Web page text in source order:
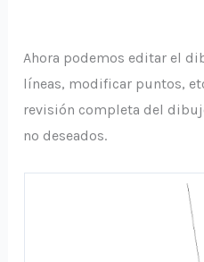
Ahora podemos editar el
líneas, modificar puntos,
revisión completa del
no deseados.